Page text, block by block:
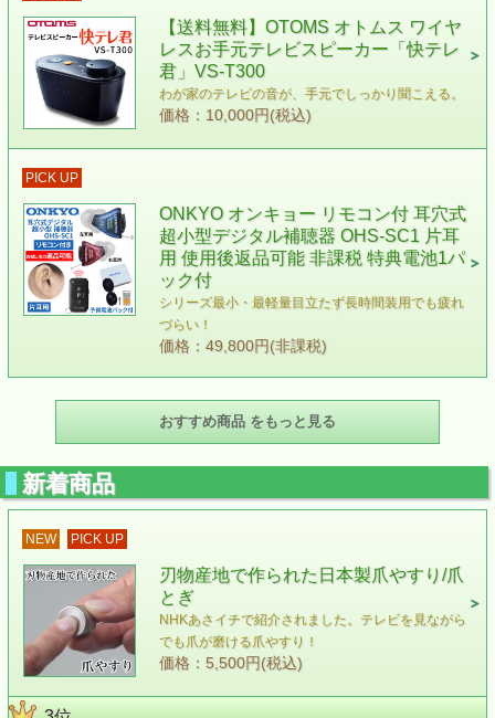
【送料無料】OTOMS オトムス ワイヤ
レスお手元テレビスピーカー「快テレ
君」VS-T300
わが家のテレビの音が、手元でしっかり聞こえる。
価格：10,000円(税込)
PICK UP
ONKYO オンキョー リモコン付 耳穴式
超小型デジタル補聴器 OHS-SC1 片耳
用 使用後返品可能 非課税 特典電池1パ
ック付
シリーズ最小・最軽量目立たず長時間装用でも疲れ
づらい！
価格：49,800円(非課税)
おすすめ商品 をもっと見る
新着商品
NEW PICK UP
刃物産地で作られた日本製爪やすり/爪
とぎ
NHKあさイチで紹介されました。テレビを見ながら
でも爪が磨ける爪やすり！
価格：5,500円(税込)